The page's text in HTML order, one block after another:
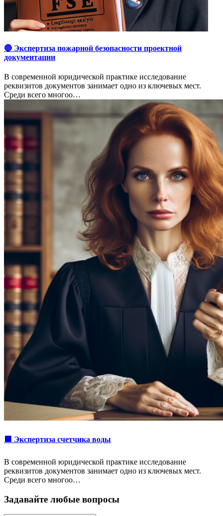
🔴 Экспертиза пожарной безопасности проектной
документации
В современной юридической практике исследование
реквизитов документов занимает одно из ключевых мест.
Среди всего многоо…
🟩 Экспертиза счетчика воды
В современной юридической практике исследование
реквизитов документов занимает одно из ключевых мест.
Среди всего многоо…
Задавайте любые вопросы